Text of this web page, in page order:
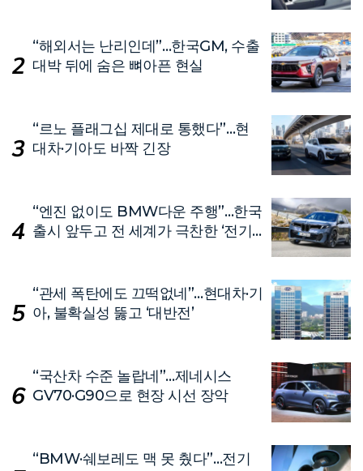
“해외서는 난리인데”…한국GM, 수출
대박 뒤에 숨은 뼈아픈 현실
“르노 플래그십 제대로 통했다”…현
대차·기아도 바짝 긴장
“엔진 없이도 BMW다운 주행”…한국
출시 앞두고 전 세계가 극찬한 ‘전기
“관세 폭탄에도 끄떡없네”…현대차·기
아, 불확실성 뚫고 ‘대반전’
“국산차 수준 놀랍네”…제네시스
GV70·G90으로 현장 시선 장악
“BMW·쉐보레도 맥 못 췄다”…전기